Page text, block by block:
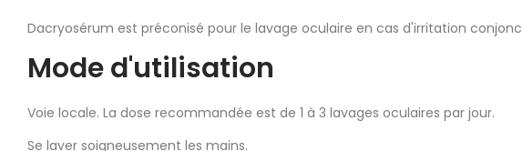
Dacryosérum est préconisé pour le lavage oculaire en cas d'irritation
Mode d'utilisation
Voie locale. La dose recommandée est de 1 à 3 lavages oculaires par jour.
Se laver soigneusement les mains.